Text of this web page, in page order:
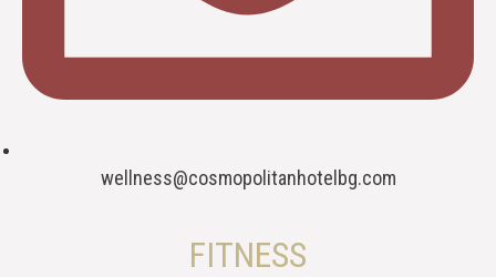
wellness@cosmopolitanhotelbg.com
FITNESS